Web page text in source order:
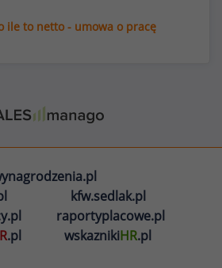
ile to netto - umowa o pracę
kfw.sedlak.pl
raportyplacowe.pl
.pl wskaznikiHR.pl